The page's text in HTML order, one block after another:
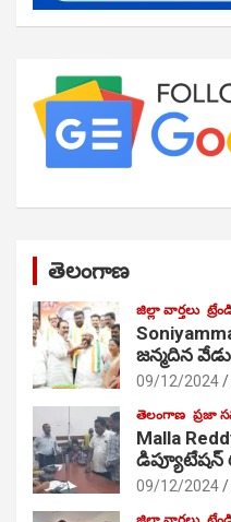
తెలంగాణ
జిల్లా వార్తలు
జ‌న్మ‌దిన
09/12/2024
తెలంగాణ ప్రజా
Malla
డిప్యూటేషన్
09/12/2024